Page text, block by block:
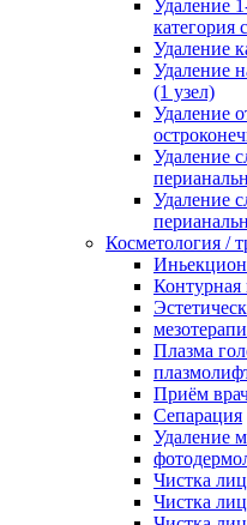
Удаление
категория
Удаление
Удаление
(1 узел)
Удаление
Удаление
Удаление
Косметология /
Контурная
Плазма
Приём
Сепарация
Удаление
Чистка
Чистка